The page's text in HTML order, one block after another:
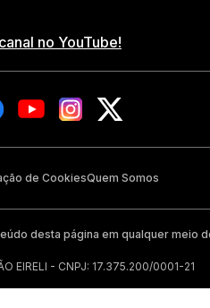
no YouTube!
de CookiesQuem Somos
desta página em qualquer meio
EIRELI - CNPJ: 17.375.200/0001-21